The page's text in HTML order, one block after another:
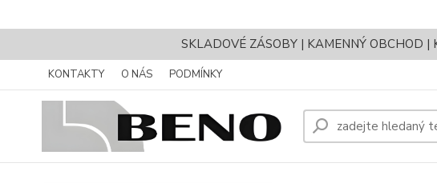
SKLADOVÉ ZÁSOBY | KAMENNÝ OBCHOD |
KONTAKTY O NÁS PODMÍNKY